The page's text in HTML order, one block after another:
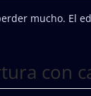
mucho. El
con